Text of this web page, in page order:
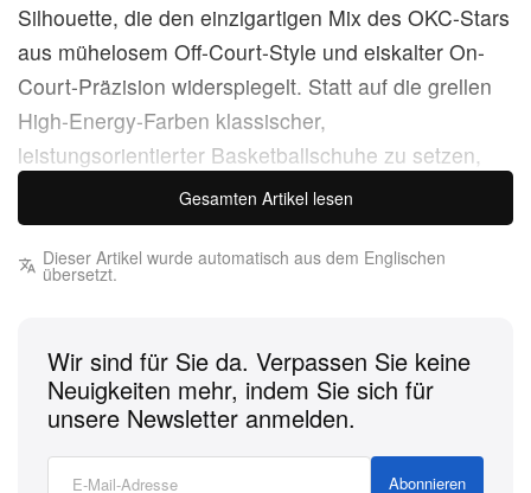
Silhouette, die den einzigartigen Mix des OKC-Stars
aus mühelosem Off-Court-Style und eiskalter On-
Court-Präzision widerspiegelt. Statt auf die grellen
High-Energy-Farben klassischer,
leistungsorientierter Basketballschuhe zu setzen,
setzt diese erste Farbvariante auf eine raffinierte,
tonale Palette, die Shais Status als Fashion-Vorreiter
unterstreicht.
monochromem Design. Das mehrlagige Upper
kombiniert hochwertige synthetische Textilien mit
matten Overlays und sorgt so für eine schlanke,
zugleich stützende Passform. Metallisch-silberne
Gesamten Artikel lesen
Dieser Artikel wurde automatisch aus dem Englischen
übersetzt.
Wir sind für Sie da. Verpassen Sie keine
Neuigkeiten mehr, indem Sie sich für
unsere Newsletter anmelden.
Abonnieren